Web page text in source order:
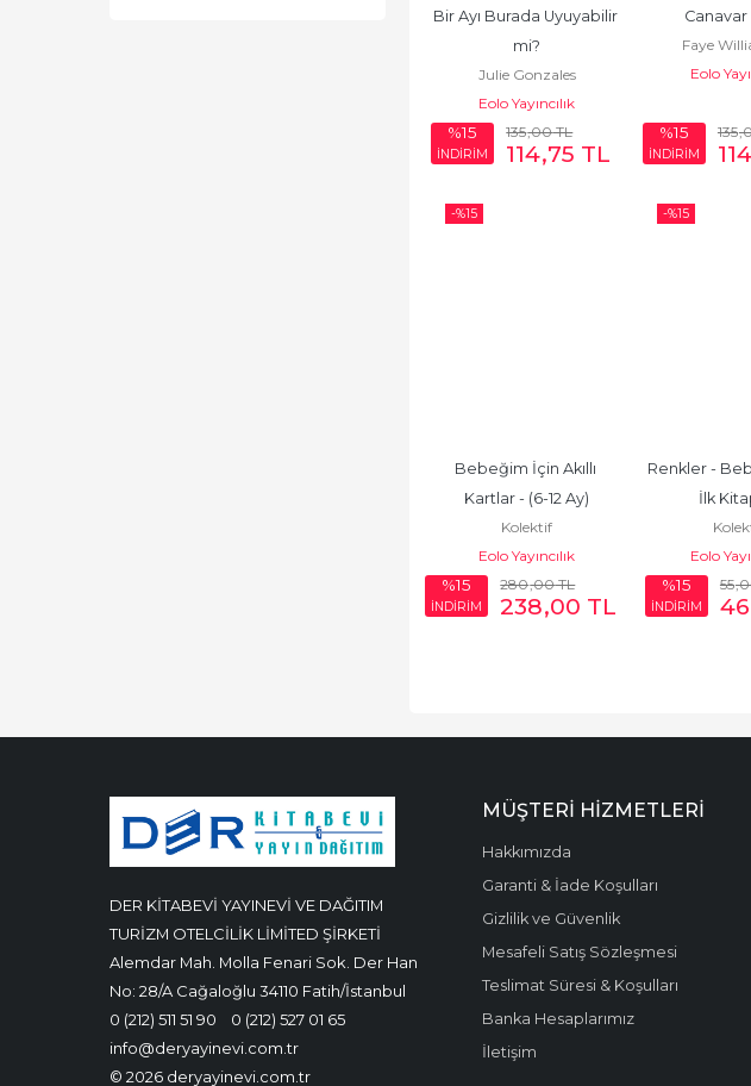
Bir Ayı Burada Uyuyabilir
mi?
Julie Gonzales
Eolo Yayıncılık
%15
İNDİRİM
135,00TL
114,75 TL
Canavar
Faye
Eolo
%15
İNDİRİM
135
114
-%15
Bebeğim İçin Akıllı
Kartlar - (6-12 Ay)
Kolektif
Eolo Yayıncılık
%15
İNDİRİM
280,00TL
238,00 TL
-%15
Renkler -
İlk
Eolo
%15
İNDİRİM
55
46
DER KİTABEVİ YAYINEVİ VE DAĞITIM
TURİZM OTELCİLİK LİMİTED ŞİRKETİ
Alemdar Mah. Molla Fenari Sok. Der Han
No: 28/A Cağaloğlu 34110 Fatih/İstanbul
0 (212) 511 51 90
0 (212) 527 01 65
info@deryayinevi.com.tr
© 2026 deryayinevi.com.tr
MÜŞTERI HIZMETLERI
Hakkımızda
Garanti & İade Koşulları
Gizlilik ve Güvenlik
Mesafeli Satış Sözleşmesi
Teslimat Süresi & Koşulları
Banka Hesaplarımız
İletişim